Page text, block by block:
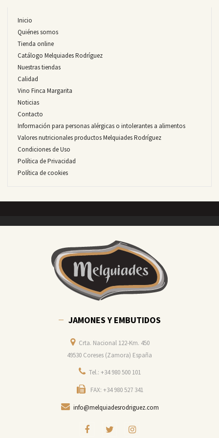
Inicio
Quiénes somos
Tienda online
Catálogo Melquiades Rodríguez
Nuestras tiendas
Calidad
Vino Finca Margarita
Noticias
Contacto
Información para personas alérgicas o intolerantes a alimentos
Valores nutricionales productos Melquiades Rodríguez
Condiciones de Uso
Política de Privacidad
Política de cookies
JAMONES Y EMBUTIDOS
Crta. Nacional 122-Km. 450
49530 Coreses (Zamora) España
Tel.: +34 980 500 101
FAX: +34 980 527 341
info@melquiadesrodriguez.com